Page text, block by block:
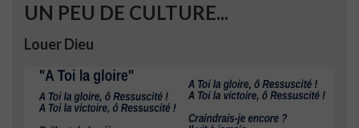
UN PEU DE CULTURE...
Louer Dieu